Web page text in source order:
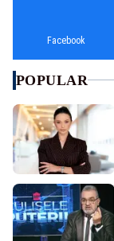
Facebook
POPULAR